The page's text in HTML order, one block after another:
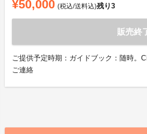
¥50,000 (税込/送料込)残り3
販売終
ご提供予定時期：ガイドブック：随時。
ご連絡